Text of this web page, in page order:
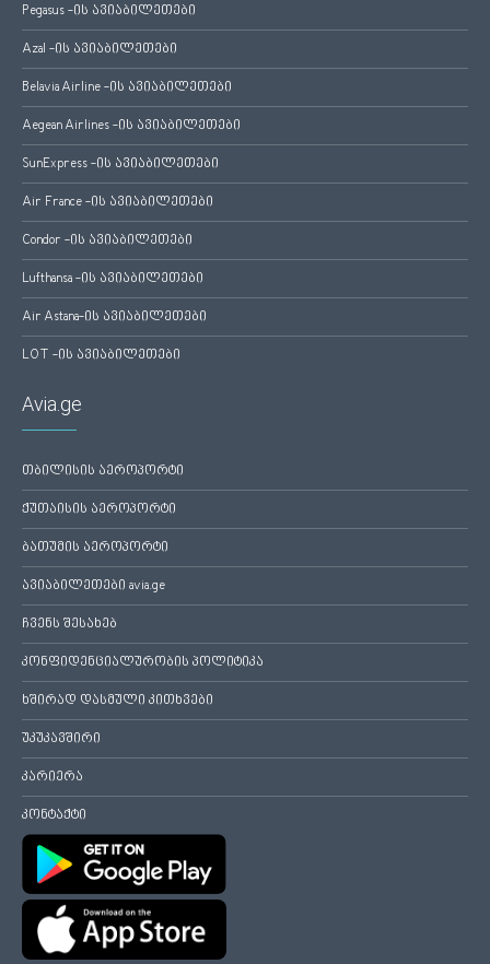
Pegasus -ის ავიაბილეთები
Azal -ის ავიაბილეთები
Belavia Airline -ის ავიაბილეთები
Aegean Airlines -ის ავიაბილეთები
SunExpress -ის ავიაბილეთები
Air France -ის ავიაბილეთები
Condor -ის ავიაბილეთები
Lufthansa -ის ავიაბილეთები
Air Astana-ის ავიაბილეთები
LOT -ის ავიაბილეთები
Avia.ge
თბილისის აეროპორტი
ქუთაისის აეროპორტი
ბათუმის აეროპორტი
ავიაბილეთები avia.ge
ჩვენს შესახებ
კონფიდენციალურობის პოლიტიკა
ხშირად დასმული კითხვები
უკუკავშირი
კარიერა
კონტაქტი